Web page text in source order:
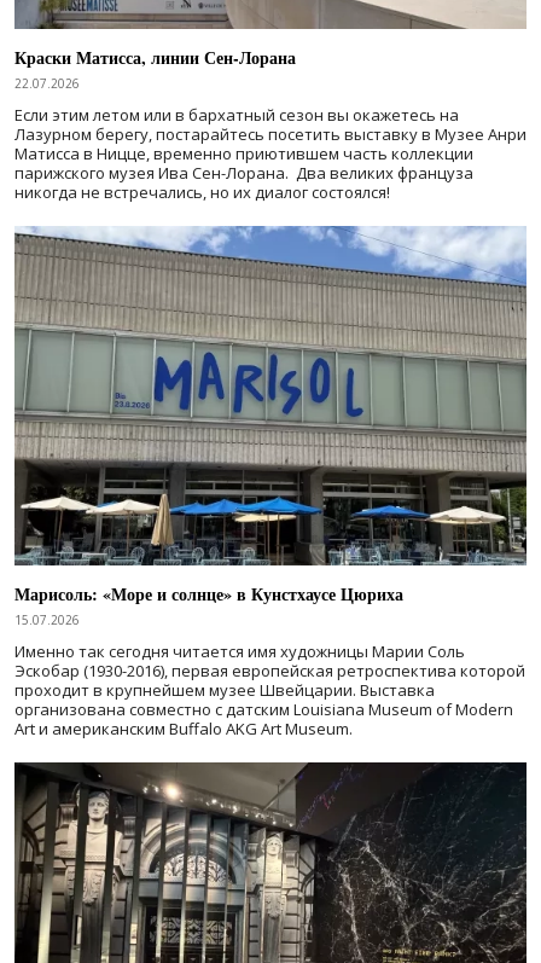
Краски Матисса, линии Сен-Лорана
22.07.2026
Если этим летом или в бархатный сезон вы окажетесь на
Лазурном берегу, постарайтесь посетить выставку в Музее Анри
Матисса в Ницце, временно приютившем часть коллекции
парижского музея Ива Сен-Лорана. Два великих француза
никогда не встречались, но их диалог состоялся!
Марисоль: «Море и солнце» в Кунстхаусе Цюриха
15.07.2026
Именно так сегодня читается имя художницы Марии Соль
Эскобар (1930-2016), первая европейская ретроспектива которой
проходит в крупнейшем музее Швейцарии. Выставка
организована совместно с датским Louisiana Museum of Modern
Art и американским Buffalo AKG Art Museum.